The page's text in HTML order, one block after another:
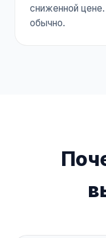
сниженной
обычно.